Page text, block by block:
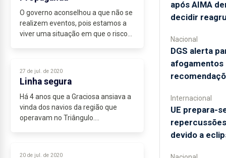
previsão ou...
O governo aconselhou a que não se
realizem eventos, pois estamos a
viver uma situação em que o risco
organizam...
27 de jul. de 2020
Linha segura
Há 4 anos que a Graciosa ansiava a
vinda dos navios da região que
operavam no Triângulo.
20 de jul. de 2020
após AIMA
decidir
Nacional
DGS alerta
afogamentos
Internacional
UE prepara-
devido a